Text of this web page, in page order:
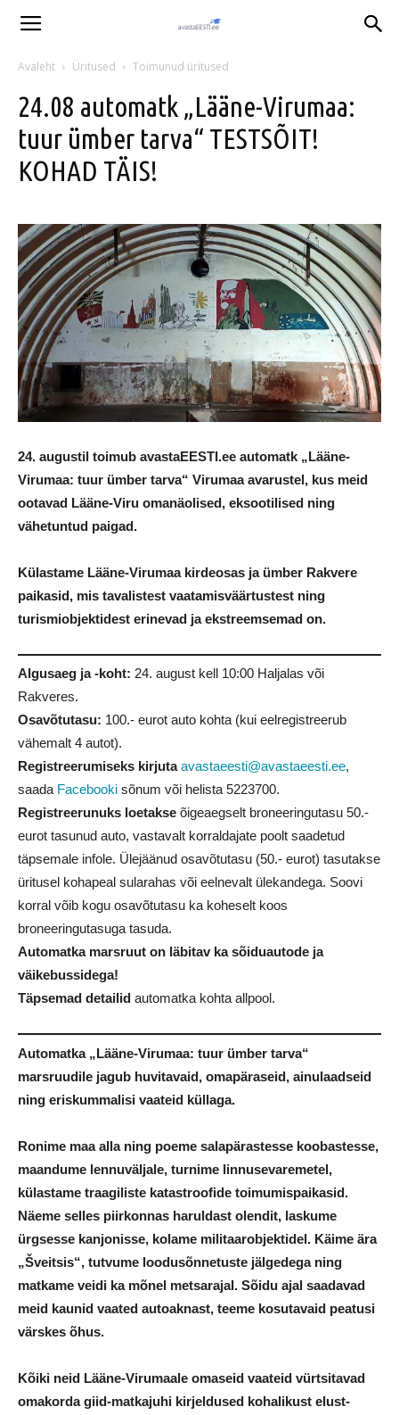
Avaleht Üritused Toimunud üritused
24.08 automatk „Lääne-Virumaa:
tuur ümber tarva“ TESTSÕIT!
KOHAD TÄIS!
24. augustil toimub avastaEESTI.ee automatk „Lääne-
Virumaa: tuur ümber tarva“ Virumaa avarustel, kus meid
ootavad Lääne-Viru omanäolised, eksootilised ning
vähetuntud paigad.
Külastame Lääne-Virumaa kirdeosas ja ümber Rakvere
paikasid, mis tavalistest vaatamisväärtustest ning
turismiobjektidest erinevad ja ekstreemsemad on.
Algusaeg ja -koht: 24. august kell 10:00 Haljalas või
Rakveres.
Osavõtutasu: 100.- eurot auto kohta (kui eelregistreerub
vähemalt 4 autot).
Registreerumiseks kirjuta avastaeesti@avastaeesti.ee,
saada Facebooki sõnum või helista 5223700.
Registreerunuks loetakse õigeaegselt broneeringutasu 50.-
eurot tasunud auto, vastavalt korraldajate poolt saadetud
täpsemale infole. Ülejäänud osavõtutasu (50.- eurot) tasutakse
üritusel kohapeal sularahas või eelnevalt ülekandega. Soovi
korral võib kogu osavõtutasu ka koheselt koos
broneeringutasuga tasuda.
Automatka marsruut on läbitav ka sõiduautode ja
väikebussidega!
Täpsemad detailid automatka kohta allpool.
Automatka „Lääne-Virumaa: tuur ümber tarva“
marsruudile jagub huvitavaid, omapäraseid, ainulaadseid
ning eriskummalisi vaateid küllaga.
Ronime maa alla ning poeme salapärastesse koobastesse,
maandume lennuväljale, turnime linnusevaremetel,
külastame traagiliste katastroofide toimumispaikasid.
Näeme selles piirkonnas haruldast olendit, laskume
ürgsesse kanjonisse, kolame militaarobjektidel. Käime ära
„Šveitsis“, tutvume loodusõnnetuste jälgedega ning
matkame veidi ka mõnel metsarajal. Sõidu ajal saadavad
meid kaunid vaated autoaknast, teeme kosutavaid peatusi
värskes õhus.
Kõiki neid Lääne-Virumaale omaseid vaateid vürtsitavad
omakorda giid-matkajuhi kirjeldused kohalikust elust-